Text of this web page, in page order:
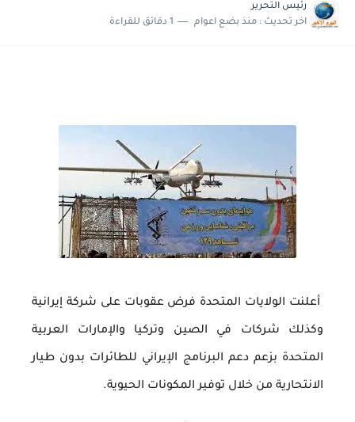
رئيس التحرير
اخر تحديث : منذ بضع اعوام 1 دقائق للقراءة
أعلنت الولايات المتحدة فرض عقوبات على شركة إيرانية
وكذلك شركات في الصين وتركيا والإمارات العربية
المتحدة بزعم دعم البرنامج الإيراني للطائرات بدون طيار
الانتحارية من خلال توفير المكونات الحيوية.